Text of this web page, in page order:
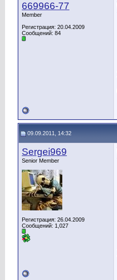
669966-77
Member
Регистрация: 20.04.2009
Сообщений: 84
09.09.2011, 14:32
Sergei969
Senior Member
Регистрация: 26.04.2009
Сообщений: 1,027